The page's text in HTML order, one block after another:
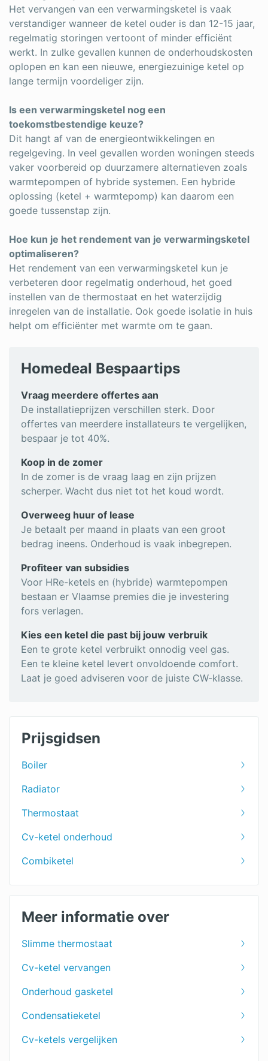
Het vervangen van een verwarmingsketel is vaak
verstandiger wanneer de ketel ouder is dan 12-15 jaar,
regelmatig storingen vertoont of minder efficiënt
werkt. In zulke gevallen kunnen de onderhoudskosten
oplopen en kan een nieuwe, energiezuinige ketel op
lange termijn voordeliger zijn.
Is een verwarmingsketel nog een
toekomstbestendige keuze?
Dit hangt af van de energieontwikkelingen en
regelgeving. In veel gevallen worden woningen steeds
vaker voorbereid op duurzamere alternatieven zoals
warmtepompen of hybride systemen. Een hybride
oplossing (ketel + warmtepomp) kan daarom een
goede tussenstap zijn.
Hoe kun je het rendement van je verwarmingsketel
optimaliseren?
Het rendement van een verwarmingsketel kun je
verbeteren door regelmatig onderhoud, het goed
instellen van de thermostaat en het waterzijdig
inregelen van de installatie. Ook goede isolatie in huis
helpt om efficiënter met warmte om te gaan.
Homedeal Bespaartips
Vraag meerdere offertes aan
De installatieprijzen verschillen sterk. Door
offertes van meerdere installateurs te vergelijken,
bespaar je tot 40%.
Koop in de zomer
In de zomer is de vraag laag en zijn prijzen
scherper. Wacht dus niet tot het koud wordt.
Overweeg huur of lease
Je betaalt per maand in plaats van een groot
bedrag ineens. Onderhoud is vaak inbegrepen.
Profiteer van subsidies
Voor HRe-ketels en (hybride) warmtepompen
bestaan er Vlaamse premies die je investering
fors verlagen.
Kies een ketel die past bij jouw verbruik
Een te grote ketel verbruikt onnodig veel gas.
Een te kleine ketel levert onvoldoende comfort.
Laat je goed adviseren voor de juiste CW-klasse.
Prijsgidsen
Boiler
Radiator
Thermostaat
Cv-ketel onderhoud
Combiketel
Meer informatie over
Slimme thermostaat
Cv-ketel vervangen
Onderhoud gasketel
Condensatieketel
Cv-ketels vergelijken